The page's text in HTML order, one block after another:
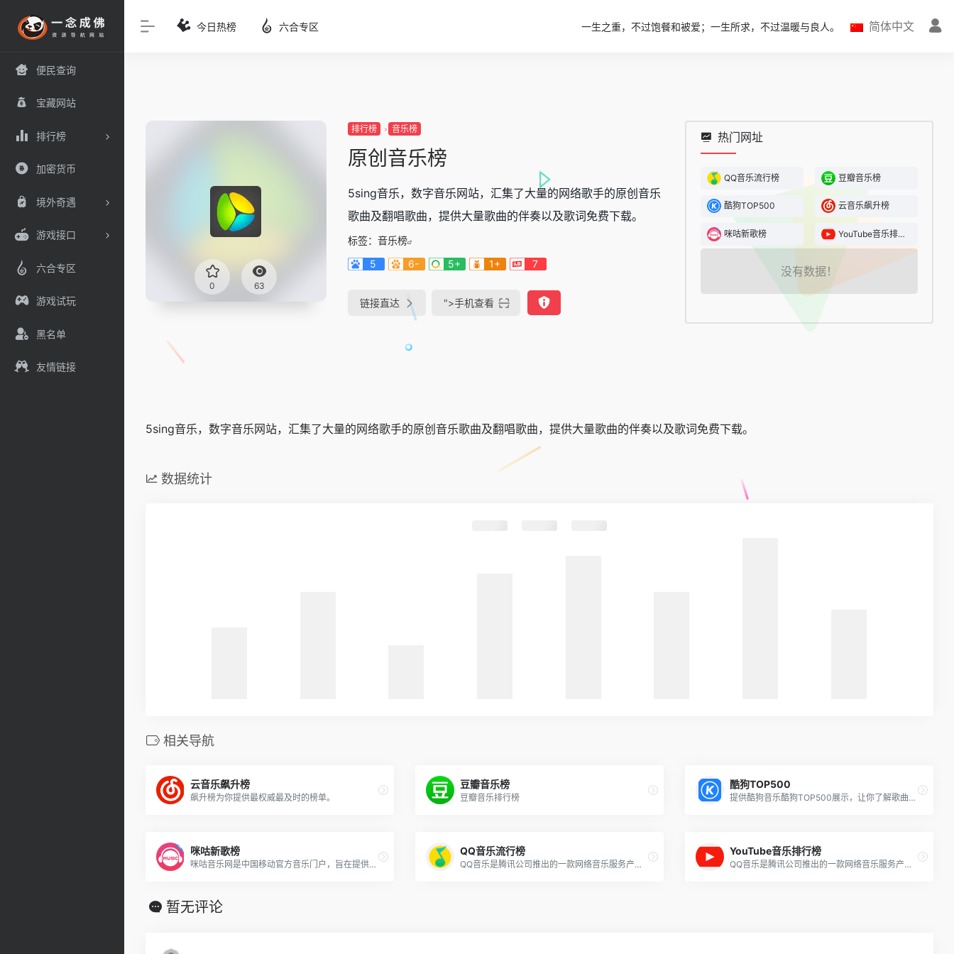
便民查询
宝藏网站
排行榜
加密货币
境外奇遇
游戏接口
六合专区
游戏试玩
黑名单
友情链接
今日热榜 六合专区 一生之重，不过饱餐和被爱；一生所求，不过温暖与良人。 简体中文
0 63
排行榜 音乐榜
原创音乐榜
5sing音乐，数字音乐网站，汇集了大量的网络歌手的原创音乐
歌曲及翻唱歌曲，提供大量歌曲的伴奏以及歌词免费下载。
标签： 音乐榜
5
6- 5+ 1+ 7
链接直达 ">手机查看
热门网址
QQ音乐流行榜 豆瓣音乐榜
酷狗TOP500 云音乐飙升榜
咪咕新歌榜 YouTube音乐排行榜
没有数据！
5sing音乐，数字音乐网站，汇集了大量的网络歌手的原创音乐歌曲及翻唱歌曲，提供大量歌曲的伴奏以及歌词免费下载。
数据统计
相关导航
云音乐飙升榜
飙升榜为你提供最权威最及时的榜单。
豆瓣音乐榜
豆瓣音乐排行榜
酷狗TOP500
提供酷狗音乐酷狗TOP500展示，让你了解歌曲榜单信息。
咪咕新歌榜
咪咕音乐网是中国移动官方音乐门户，旨在提供音乐首发、高品质音乐试听、彩铃订购、歌曲下载、铃音管理、音乐电台、音乐视频等一站式音乐互动体验，好音乐尽在music.migu.cn！
QQ音乐流行榜
QQ音乐是腾讯公司推出的一款网络音乐服务产品，海量音乐在线试听、新歌热歌在线首发、歌词翻译、手机铃声下载、高品质无损音乐试听、海量无损曲库、正版音乐下载、空间背景音乐设置、MV观看等，是互联网音乐播放和下载的优选。
YouTube音乐排行榜
QQ音乐是腾讯公司推出的一款网络音乐服务产品，海量音乐在线试听、新歌热歌在线首发、歌词翻译、手机铃声下载、高品质无损音乐试听、海量无损曲库、正版音乐下载、空间背景音乐设置、MV观看等，是互联网音乐播放和下载的优选。
暂无评论